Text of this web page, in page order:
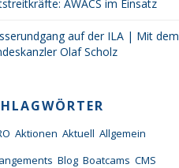
AWACS im Einsatz
auf der ILA | Mit dem
Olaf Scholz
Aktionen Aktuell Allgemein
Blog Boatcams CMS